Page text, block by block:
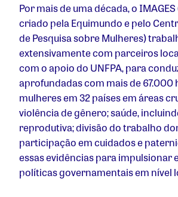
Por mais de uma década, o
criado pela Equimundo e pelo
de Pesquisa sobre Mulheres)
extensivamente com parceiros
com o apoio do UNFPA, para
aprofundadas com mais de 67.000
mulheres em 32 países em áreas
violência de gênero; saúde,
reprodutiva; divisão do trabalho
participação em cuidados e
essas evidências para impulsionar
políticas governamentais em nível